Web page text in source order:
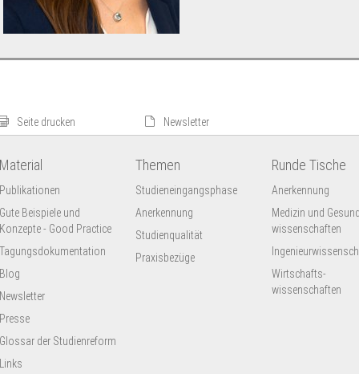
seinen Programmen steht für die Verbindung von Exzellenz und Wertschätzung
Führung, Zusammenarbeit und Lehre.
Seite drucken Newsletter
Material
Publikationen
Gute Beispiele und
Konzepte - Good Practice
Tagungsdokumentation
Blog
Newsletter
Presse
Glossar der Studienreform
Links
Themen
Studieneingangsphase
Anerkennung
Studienqualität
Praxisbezüge
Runde Tische
Anerkennung
Medizin und
wissenschaften
Wirtschafts-
wissenschaften